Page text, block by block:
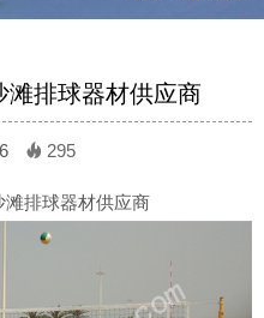
滩排球器材供应商
295
排球器材供应商